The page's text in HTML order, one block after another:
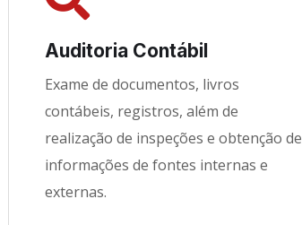
Auditoria Contábil
Exame de documentos, livros
contábeis, registros, além de
realização de inspeções e obtenção de
informações de fontes internas e
externas.